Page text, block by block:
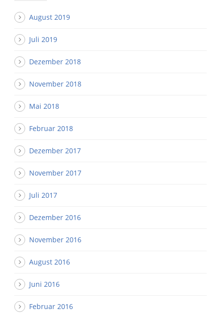
August 2019
Juli 2019
Dezember 2018
November 2018
Mai 2018
Februar 2018
Dezember 2017
November 2017
Juli 2017
Dezember 2016
November 2016
August 2016
Juni 2016
Februar 2016